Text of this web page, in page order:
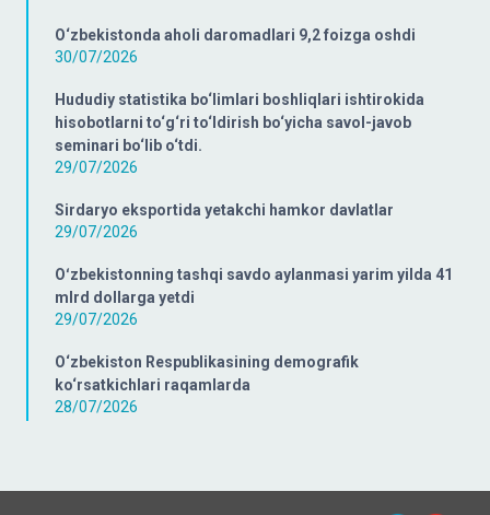
O‘zbekistonda aholi daromadlari 9,2 foizga oshdi
30/07/2026
Hududiy statistika bo‘limlari boshliqlari ishtirokida
hisobotlarni to‘g‘ri to‘ldirish bo‘yicha savol-javob
seminari bo‘lib o‘tdi.
29/07/2026
Sirdaryo eksportida yetakchi hamkor davlatlar
29/07/2026
Oʻzbekistonning tashqi savdo aylanmasi yarim yilda 41
mlrd dollarga yetdi
29/07/2026
O‘zbekiston Respublikasining demografik
ko‘rsatkichlari raqamlarda
28/07/2026